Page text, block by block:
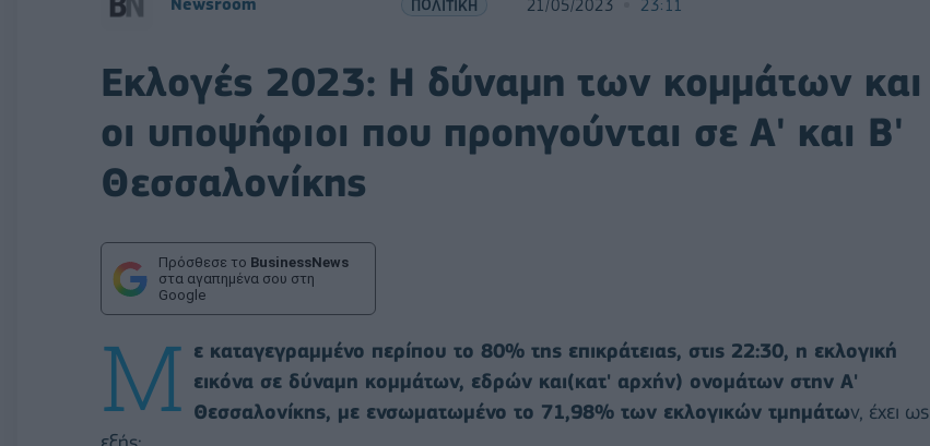
Newsroom ΠΟΛΙΤΙΚΗ 21/05/2023 23:11
Εκλογές 2023: Η δύναμη των κομμάτων και
οι υποψήφιοι που προηγούνται σε Α' και Β'
Θεσσαλονίκης
Πρόσθεσε το BusinessNews
στα αγαπημένα σου στη
Google
Μ ε καταγεγραμμένο περίπου το 80% της επικράτειας, στις 22:30, η εκλογική
εικόνα σε δύναμη κομμάτων, εδρών και(κατ' αρχήν) ονομάτων στην Α'
Θεσσαλονίκης, με ενσωματωμένο το 71,98% των εκλογικών τμημάτων, έχει ως